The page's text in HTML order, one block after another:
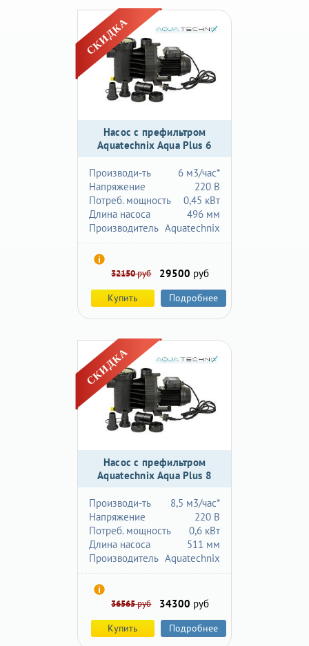
Насос с префильтром
Aquatechnix Aqua Plus 6
6 м3/час*
Производи-ть
220 В
Напряжение
0,45 кВт
Потреб. мощность
496 мм
Длина насоса
Aquatechnix
Производитель
32150руб 29500 руб
Купить Подробнее
Насос с префильтром
Aquatechnix Aqua Plus 8
8,5 м3/час*
Производи-ть
220 В
Напряжение
0,6 кВт
Потреб. мощность
511 мм
Длина насоса
Aquatechnix
Производитель
36565руб 34300 руб
Купить Подробнее